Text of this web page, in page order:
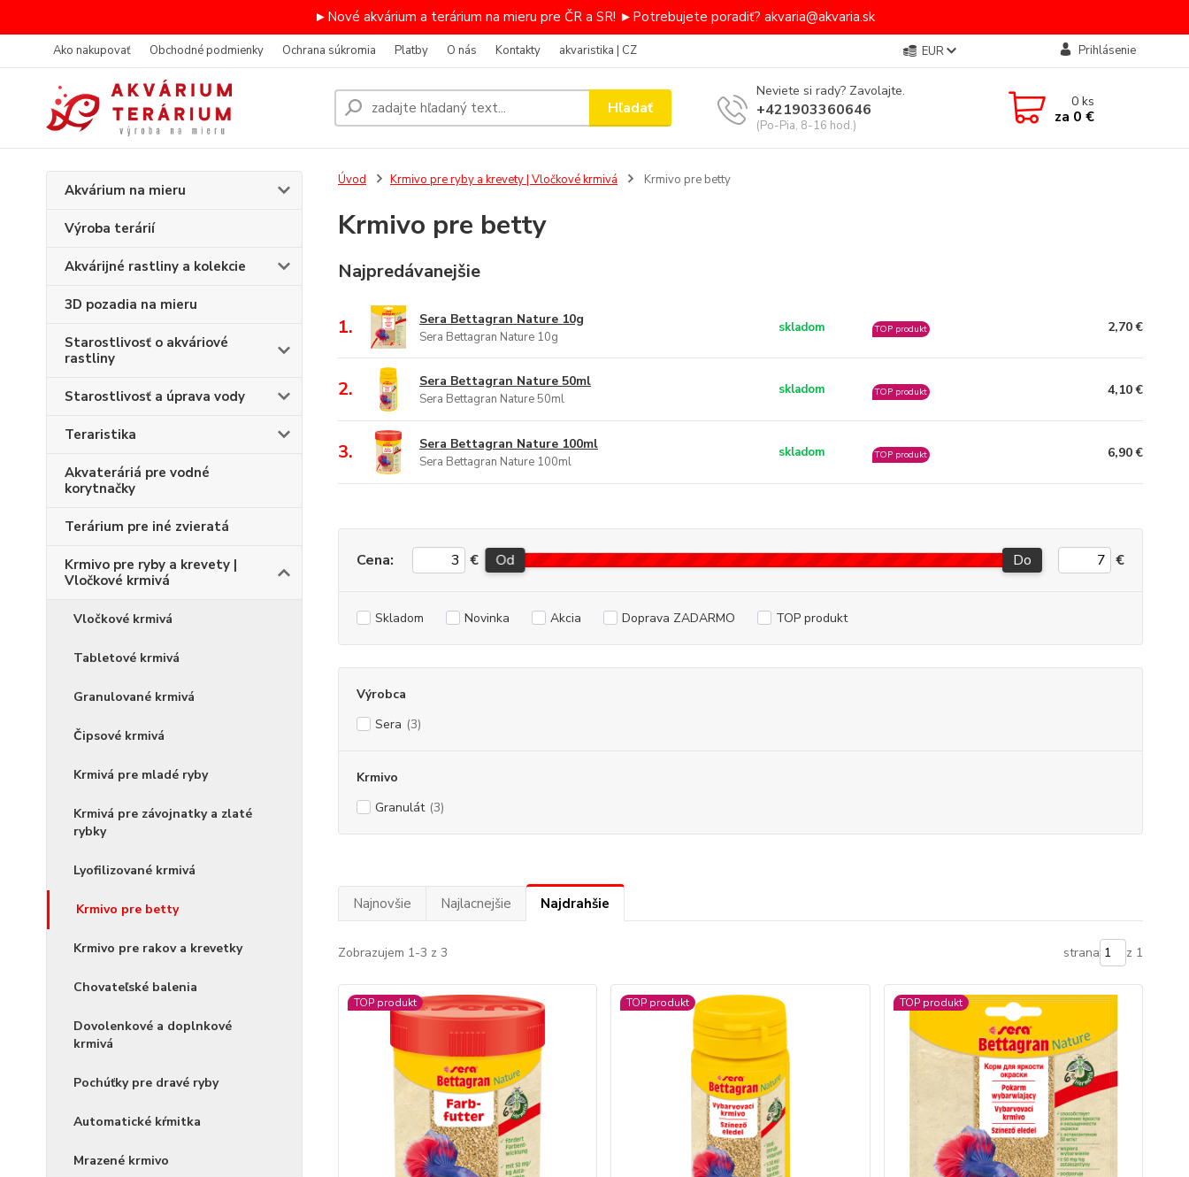
►Nové akvárium a terárium na mieru pre ČR a SR! ►Potrebujete poradiť? akvaria@akvaria.sk
Ako nakupovať Obchodné podmienky Ochrana súkromia Platby O nás Kontakty akvaristika | CZ EUR Prihlásenie
Hľadať
Neviete si rady? Zavolajte.
+421903360646
(Po-Pia, 8-16 hod.)
0ks
za 0 €
Akvárium na mieru
Výroba terárií
Akvárijné rastliny a kolekcie
3D pozadia na mieru
Starostlivosť o akváriové
rastliny
Starostlivosť a úprava vody
Teraristika
Akvateráriá pre vodné
korytnačky
Terárium pre iné zvieratá
Krmivo pre ryby a krevety |
Vločkové krmivá
Vločkové krmivá
Tabletové krmivá
Granulované krmivá
Čipsové krmivá
Krmivá pre mladé ryby
Krmivá pre závojnatky a zlaté
rybky
Lyofilizované krmivá
Krmivo pre betty
Krmivo pre rakov a krevetky
Chovateľské balenia
Dovolenkové a doplnkové
krmivá
Pochúťky pre dravé ryby
Automatické kŕmitka
Mrazené krmivo
Úvod Krmivo pre ryby a krevety | Vločkové krmivá Krmivo pre betty
Krmivo pre betty
Najpredávanejšie
1. Sera Bettagran Nature 10g
Sera Bettagran Nature 10g
skladom TOP produkt 2,70 €
2. Sera Bettagran Nature 50ml
Sera Bettagran Nature 50ml
skladom TOP produkt 4,10 €
3. Sera Bettagran Nature 100ml
Sera Bettagran Nature 100ml
skladom TOP produkt 6,90 €
Cena: € Od Do €
Skladom Novinka Akcia Doprava ZADARMO TOP produkt
Výrobca
Sera (3)
Krmivo
Granulát (3)
Najnovšie Najlacnejšie Najdrahšie
Zobrazujem 1-3 z 3 strana z 1
TOP produkt TOP produkt TOP produkt